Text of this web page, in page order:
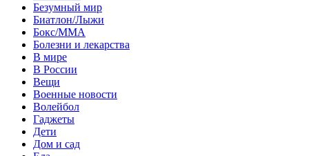
Безумный мир
Биатлон/Лыжи
Бокс/MMA
Болезни и лекарства
В мире
В России
Вещи
Военные новости
Волейбол
Гаджеты
Дети
Дом и сад